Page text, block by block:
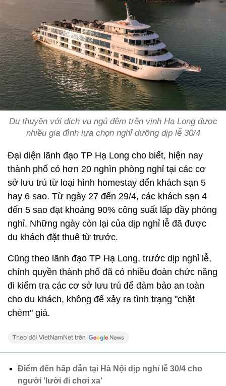
Du thuyền với dịch vụ ngủ đêm trên vịnh Hạ Long được
nhiều gia đình lựa chọn nghỉ dưỡng dịp lễ 30/4
Đại diện lãnh đạo TP Hạ Long cho biết, hiện nay
thành phố có hơn 20 nghìn phòng nghỉ tại các cơ
sở lưu trú từ loại hình homestay đến khách sạn 5
hay 6 sao. Từ ngày 27 đến 29/4, các khách sạn 4
đến 5 sao đạt khoảng 90% công suất lấp đầy phòng
nghỉ. Những ngày còn lại của dịp nghỉ lễ đã được
du khách đặt thuê từ trước.
Cũng theo lãnh đạo TP Hạ Long, trước dịp nghỉ lễ,
chính quyền thành phố đã có nhiều đoàn chức năng
đi kiểm tra các cơ sở lưu trú để đảm bảo an toàn
cho du khách, không để xảy ra tình trạng "chặt
chém" giá.
Điểm đến hấp dẫn tại Hà Nội dịp nghỉ lễ 30/4 cho
người 'lười đi chơi xa'